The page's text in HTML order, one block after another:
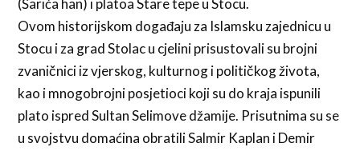
(Šarića han) i platoa Stare tepe u Stocu.
Ovom historijskom događaju za Islamsku zajednicu u
Stocu i za grad Stolac u cjelini prisustovali su brojni
zvaničnici iz vjerskog, kulturnog i političkog života,
kao i mnogobrojni posjetioci koji su do kraja ispunili
plato ispred Sultan Selimove džamije. Prisutnima su se
u svojstvu domaćina obratili Salmir Kaplan i Demir